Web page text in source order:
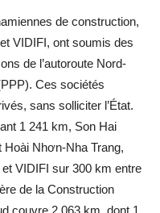
de construction,
VIDIFI, ont soumis des
de l’autoroute Nord-
Ces sociétés
sans solliciter l’État.
1 241 km, Son Hai
Nhơn-Nha Trang,
VIDIFI sur 300 km entre
de la Construction
couvre 2 063 km, dont 1